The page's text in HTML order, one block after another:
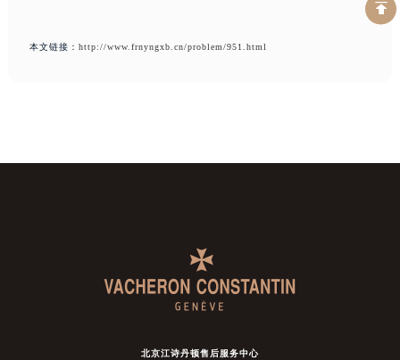
本文链接： http://www.frnyngxb.cn/problem/951.html
北京江诗丹顿售后服务中心